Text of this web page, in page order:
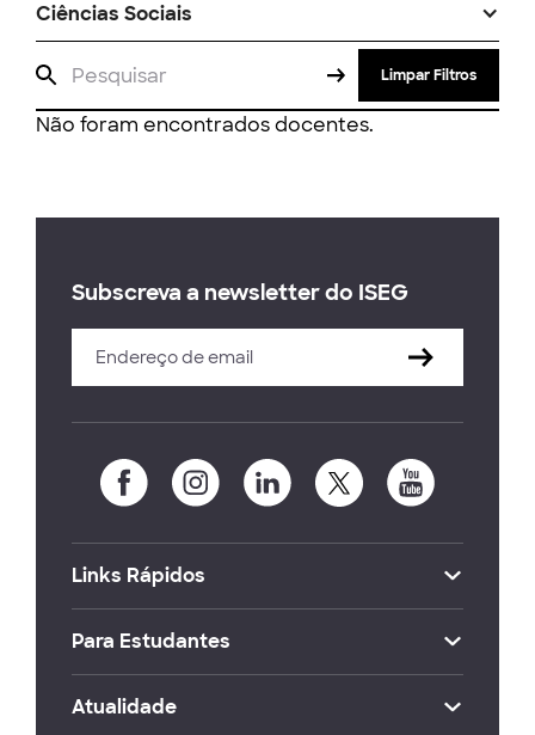
Ciências Sociais
Limpar Filtros
Não foram encontrados docentes.
Subscreva a newsletter do ISEG
Links Rápidos
Para Estudantes
Atualidade